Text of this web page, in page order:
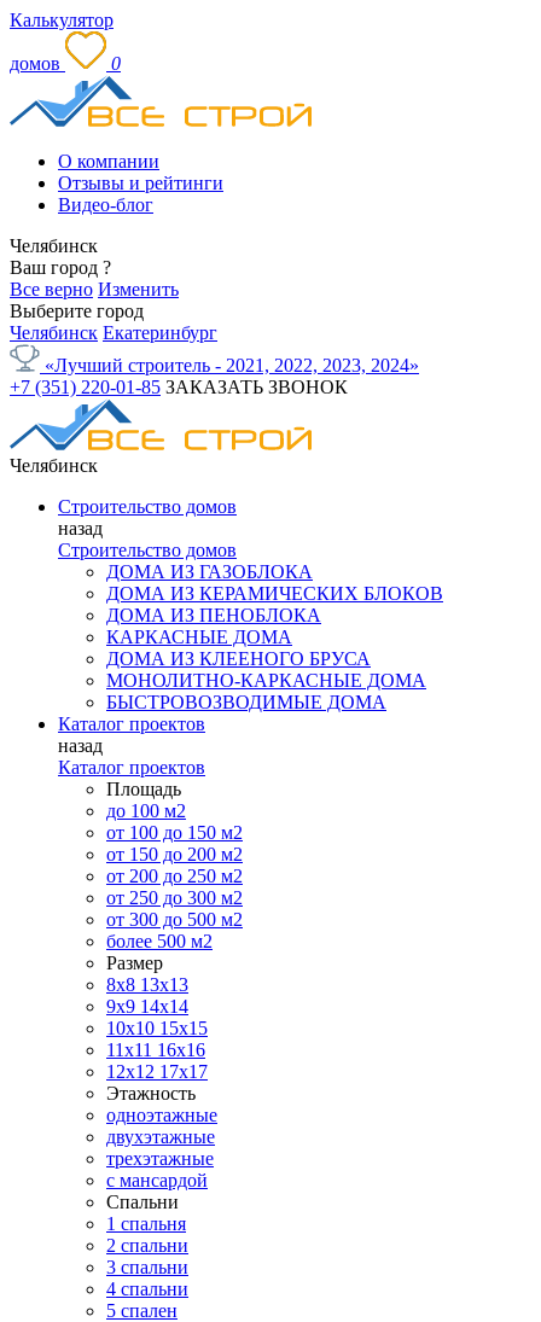
Калькулятор
домов 0
О компании
Отзывы и рейтинги
Видео-блог
Челябинск
Ваш город ?
Все верно Изменить
Выберите город
Челябинск Екатеринбург
«Лучший строитель - 2021, 2022, 2023, 2024»
+7 (351) 220-01-85 ЗАКАЗАТЬ ЗВОНОК
Челябинск
Строительство домов
назад
Строительство домов
ДОМА ИЗ ГАЗОБЛОКА
ДОМА ИЗ КЕРАМИЧЕСКИХ БЛОКОВ
ДОМА ИЗ ПЕНОБЛОКА
КАРКАСНЫЕ ДОМА
ДОМА ИЗ КЛЕЕНОГО БРУСА
МОНОЛИТНО-КАРКАСНЫЕ ДОМА
БЫСТРОВОЗВОДИМЫЕ ДОМА
Каталог проектов
назад
Каталог проектов
Площадь
до 100 м2
от 100 до 150 м2
от 150 до 200 м2
от 200 до 250 м2
от 250 до 300 м2
от 300 до 500 м2
более 500 м2
Размер
8х8 13х13
9х9 14х14
10х10 15х15
11x11 16х16
12х12 17х17
Этажность
одноэтажные
двухэтажные
трехэтажные
с мансардой
Спальни
1 спальня
2 спальни
3 спальни
4 спальни
5 спален